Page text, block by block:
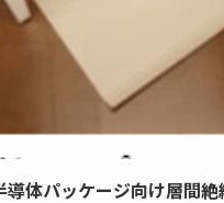
体パッケージ向け層間